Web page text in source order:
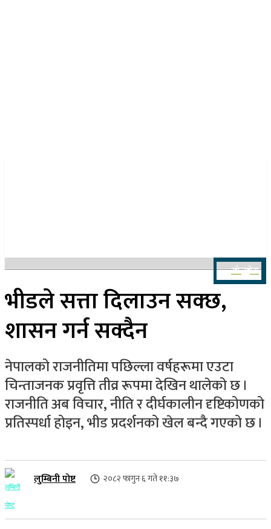
खोज्नुहोस
भीडले सत्ता दिलाउन सक्छ,
शासन गर्न सक्दैन
नेपालको राजनीतिमा पछिल्ला वर्षहरूमा एउटा
चिन्ताजनक प्रवृत्ति तीव्र रूपमा देखिन थालेको छ ।
राजनीति अब विचार, नीति र दीर्घकालीन दृष्टिकोणको
प्रतिस्पर्धा होइन, भीड प्रदर्शनको खेल बन्दै गएको छ ।
लुम्बिनी पोष्ट २०८२ फागुन ६ गते ११:३७